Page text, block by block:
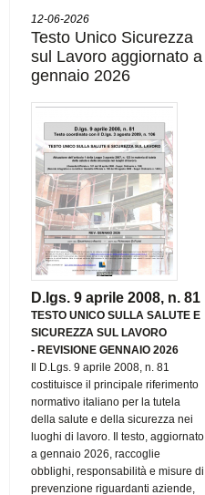
12-06-2026
Testo Unico Sicurezza
sul Lavoro aggiornato a
gennaio 2026
D.lgs. 9 aprile 2008, n. 81
TESTO UNICO SULLA SALUTE E
SICUREZZA SUL LAVORO
-REVISIONE GENNAIO 2026
Il D.Lgs. 9 aprile 2008, n. 81
costituisce il principale riferimento
normativo italiano per la tutela
della salute e della sicurezza nei
luoghi di lavoro. Il testo, aggiornato
a gennaio 2026, raccoglie
obblighi, responsabilità e misure di
prevenzione riguardanti aziende,